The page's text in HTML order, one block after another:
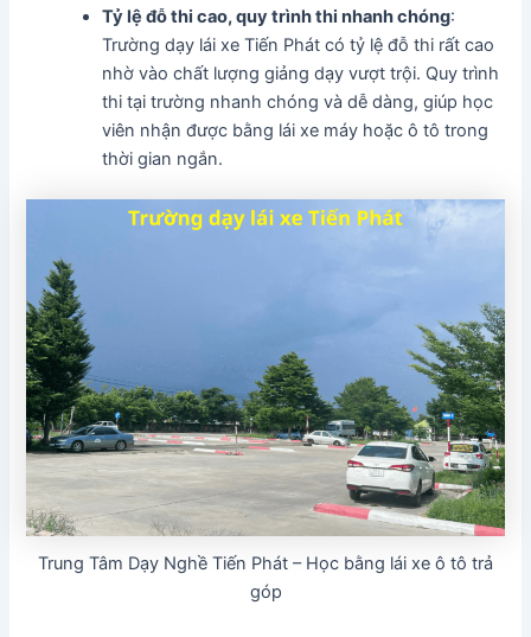
Tỷ lệ đỗ thi cao, quy trình thi nhanh chóng:
Trường dạy lái xe Tiến Phát có tỷ lệ đỗ thi rất cao
nhờ vào chất lượng giảng dạy vượt trội. Quy trình
thi tại trường nhanh chóng và dễ dàng, giúp học
viên nhận được bằng lái xe máy hoặc ô tô trong
thời gian ngắn.
Trung Tâm Dạy Nghề Tiến Phát – Học bằng lái xe ô tô trả
góp